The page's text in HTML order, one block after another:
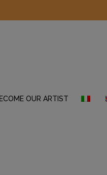
OUR ARTIST